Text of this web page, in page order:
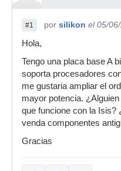
#1 por silikon el 05/
Hola,
Tengo una placa base A
soporta procesadores
me gustaria ampliar el
mayor potencia.
que funcione con la Isis?
venda componentes
Gracias